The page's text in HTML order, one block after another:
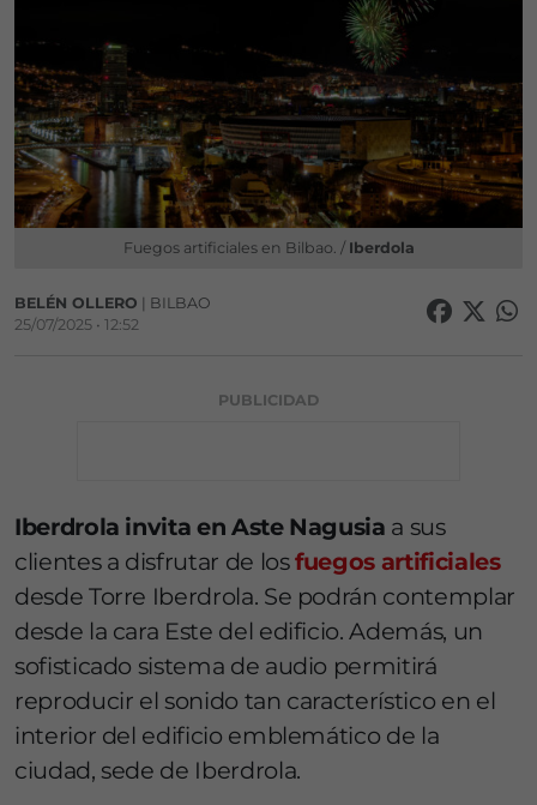
Fuegos artificiales en Bilbao. / Iberdola
BELÉN OLLERO | BILBAO
25/07/2025 • 12:52
PUBLICIDAD
Iberdrola invita en Aste Nagusia a sus
clientes a disfrutar de losfuegos artificiales
desde Torre Iberdrola. Se podrán contemplar
desde la cara Este del edificio. Además, un
sofisticado sistema de audio permitirá
reproducir el sonido tan característico en el
interior del edificio emblemático de la
ciudad, sede de Iberdrola.